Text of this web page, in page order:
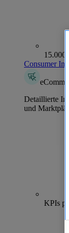
Consumer
Detaillierte
und
KPIs